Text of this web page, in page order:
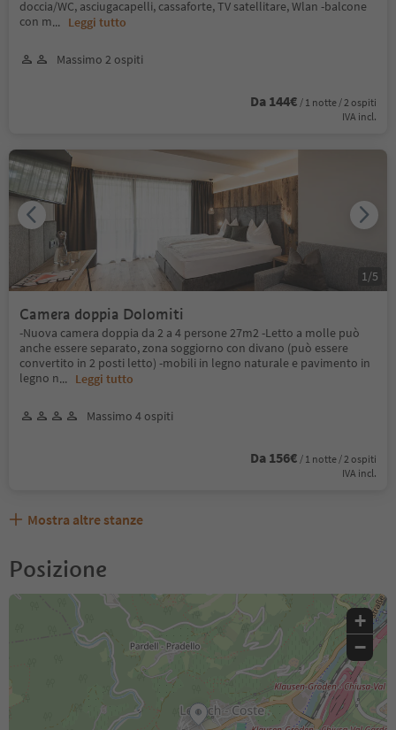
doccia/WC, asciugacapelli, cassaforte, TV satellitare, Wlan -balcone
con m... Leggi tutto
Massimo 2 ospiti
Da 144€ / 1 notte / 2 ospiti
IVA incl.
Camera doppia Dolomiti
-Nuova camera doppia da 2 a 4 persone 27m2 -Letto a molle può
anche essere separato, zona soggiorno con divano (può essere
convertito in 2 posti letto) -mobili in legno naturale e pavimento in
legno n... Leggi tutto
Massimo 4 ospiti
Da 156€ / 1 notte / 2 ospiti
IVA incl.
1 /5
Mostra altre stanze
Posizione
+
−